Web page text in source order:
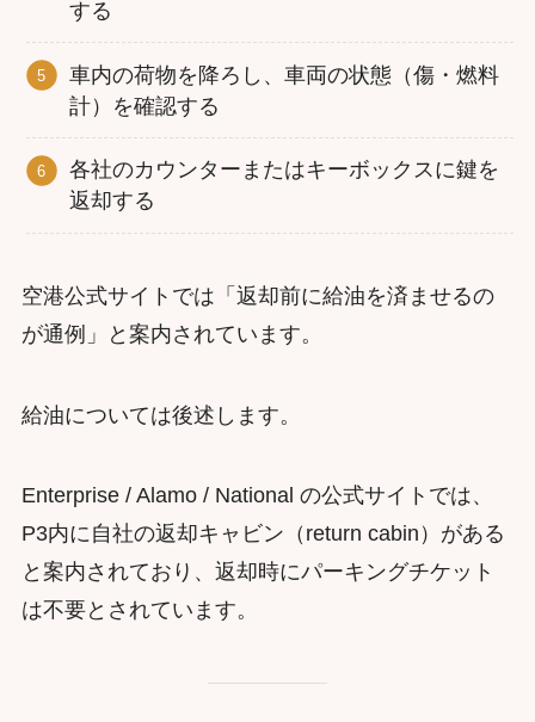
する
車内の荷物を降ろし、車両の状態（傷・燃料
計）を確認する
各社のカウンターまたはキーボックスに鍵を
返却する
空港公式サイトでは「返却前に給油を済ませるの
が通例」と案内されています。
給油については後述します。
Enterprise / Alamo / National の公式サイトでは、
P3内に自社の返却キャビン（return cabin）がある
と案内されており、返却時にパーキングチケット
は不要とされています。